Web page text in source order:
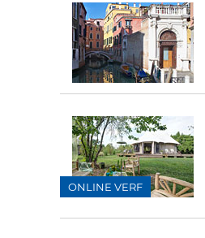
ONLINE VERF